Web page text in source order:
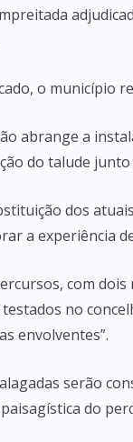
o município
abrange a
do talude
dos
a experiência
com
no
envolventes”.
serão
do